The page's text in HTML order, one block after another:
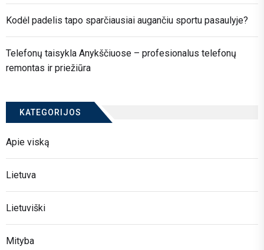
Kodėl padelis tapo sparčiausiai augančiu sportu pasaulyje?
Telefonų taisykla Anykščiuose – profesionalus telefonų
remontas ir priežiūra
KATEGORIJOS
Apie viską
Lietuva
Lietuviški
Mityba